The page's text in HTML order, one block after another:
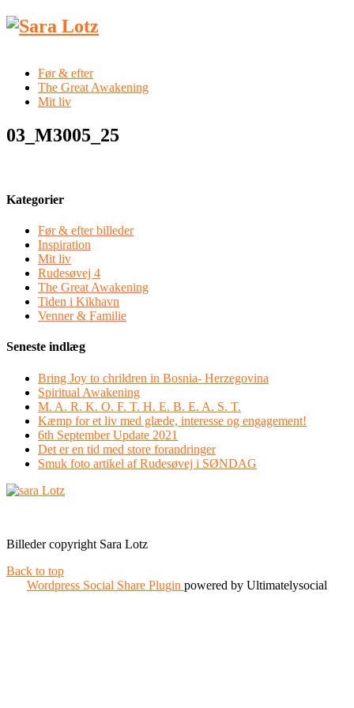
Før & efter
The Great Awakening
Mit liv
03_M3005_25
Kategorier
Før & efter billeder
Inspiration
Mit liv
Rudesøvej 4
The Great Awakening
Tiden i Kikhavn
Venner & Familie
Seneste indlæg
Bring Joy to chrildren in Bosnia- Herzegovina
Spiritual Awakening
M. A. R. K. O. F. T. H. E. B. E. A. S. T.
Kæmp for et liv med glæde, interesse og engagement!
6th September Update 2021
Det er en tid med store forandringer
Smuk foto artikel af Rudesøvej i SØNDAG
Billeder copyright Sara Lotz
Back to top
Wordpress Social Share Plugin powered by Ultimatelysocial